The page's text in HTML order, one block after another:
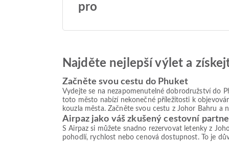
pro
Najděte nejlepší výlet a
Začněte svou cestu do Phuket
Vydejte se na nezapomenutelné dobrodružství do
toto město nabízí nekonečné příležitosti k
kouzla města. Začněte svou cestu z Johor Bahru
Airpaz jako váš zkušený cestovní
S Airpaz si můžete snadno rezervovat letenky z
pohodlí, rychlost nebo cenová dostupnost. To je